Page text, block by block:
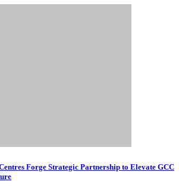
Forge Strategic Partnership to Elevate GCC